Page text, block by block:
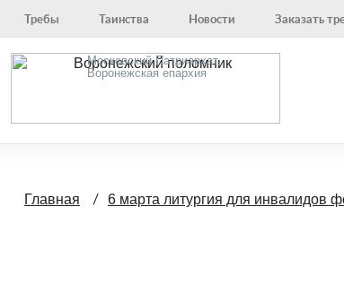
Требы Таинства Новости Заказать
Московский Патриархат,
Воронежская епархия
Главная 6 марта литургия для инвалидов